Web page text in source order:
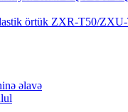
örtük ZXR-T50/
əlavə